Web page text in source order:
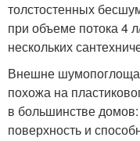
толстостенных
при объеме потока 4
нескольких
Внешне
похожа на
в большинстве
поверхность и